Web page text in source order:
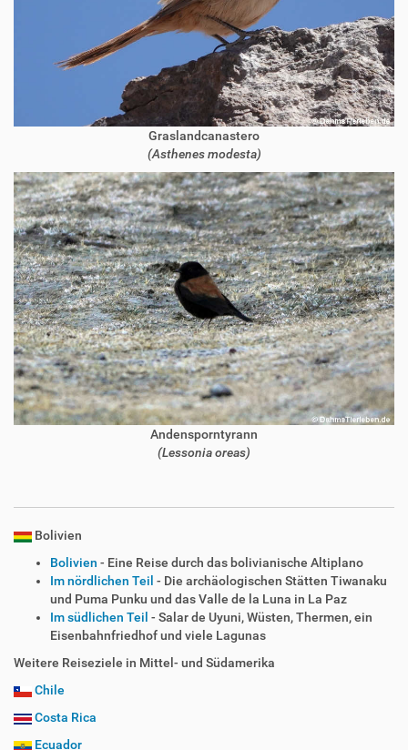
Graslandcanastero
(Asthenes modesta)
Andensporntyrann
(Lessonia oreas)
Bolivien
Bolivien - Eine Reise durch das bolivianische Altiplano
Im nördlichen Teil - Die archäologischen Stätten Tiwanaku
und Puma Punku und das Valle de la Luna in La Paz
Im südlichen Teil - Salar de Uyuni, Wüsten, Thermen, ein
Eisenbahnfriedhof und viele Lagunas
Weitere Reiseziele in Mittel- und Südamerika
Chile
Costa Rica
Ecuador